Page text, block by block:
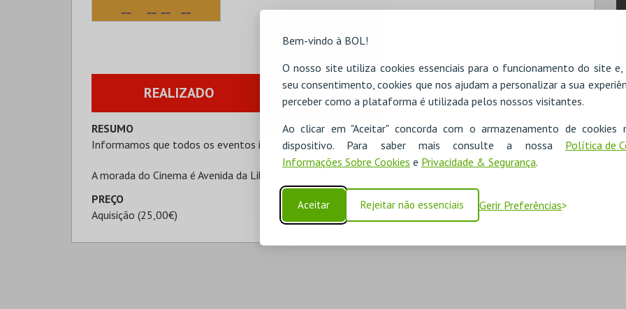
Bem-vindo à BOL!
O nosso site utiliza cookies essenciais para o funcionamento do site
seu consentimento, cookies que nos ajudam a personalizar a sua
perceber como a plataforma é utilizada pelos nossos visitantes.
Ao clicar em "Aceitar" concorda com o armazenamento de cookies
dispositivo. Para saber mais consulte a nossa Política de
Informações Sobre Cookies e Privacidade & Segurança.
Aceitar Rejeitar não essenciais Gerir Preferências
REALIZADO
RESUMO
Informamos que todos os eventos irão acontecer no Cinema São Jorge.
A morada do Cinema é Avenida da Liberdade, 175, 1250-141 Lisboa
PREÇO
Aquisição (25,00€)